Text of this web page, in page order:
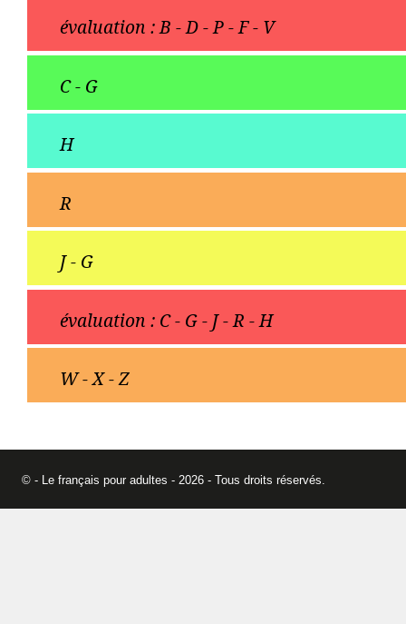
évaluation : B - D - P - F - V
C - G
H
R
J - G
évaluation : C - G - J - R - H
W - X - Z
© - Le français pour adultes - 2026 - Tous droits réservés.